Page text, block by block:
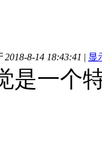
2018-8-14 18:43:41 | 显
是一个